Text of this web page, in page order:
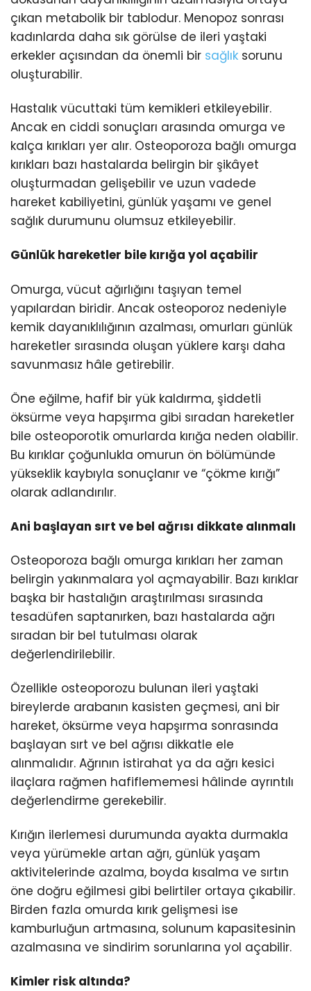
çıkan metabolik bir tablodur. Menopoz sonrası
kadınlarda daha sık görülse de ileri yaştaki
erkekler açısından da önemli bir sağlık sorunu
oluşturabilir.
Hastalık vücuttaki tüm kemikleri etkileyebilir.
Ancak en ciddi sonuçları arasında omurga ve
kalça kırıkları yer alır. Osteoporoza bağlı omurga
kırıkları bazı hastalarda belirgin bir şikâyet
oluşturmadan gelişebilir ve uzun vadede
hareket kabiliyetini, günlük yaşamı ve genel
sağlık durumunu olumsuz etkileyebilir.
Günlük hareketler bile kırığa yol açabilir
Omurga, vücut ağırlığını taşıyan temel
yapılardan biridir. Ancak osteoporoz nedeniyle
kemik dayanıklılığının azalması, omurları günlük
hareketler sırasında oluşan yüklere karşı daha
savunmasız hâle getirebilir.
Öne eğilme, hafif bir yük kaldırma, şiddetli
öksürme veya hapşırma gibi sıradan hareketler
bile osteoporotik omurlarda kırığa neden olabilir.
Bu kırıklar çoğunlukla omurun ön bölümünde
yükseklik kaybıyla sonuçlanır ve “çökme kırığı”
olarak adlandırılır.
Ani başlayan sırt ve bel ağrısı dikkate alınmalı
Osteoporoza bağlı omurga kırıkları her zaman
belirgin yakınmalara yol açmayabilir. Bazı kırıklar
başka bir hastalığın araştırılması sırasında
tesadüfen saptanırken, bazı hastalarda ağrı
sıradan bir bel tutulması olarak
değerlendirilebilir.
Özellikle osteoporozu bulunan ileri yaştaki
bireylerde arabanın kasisten geçmesi, ani bir
hareket, öksürme veya hapşırma sonrasında
başlayan sırt ve bel ağrısı dikkatle ele
alınmalıdır. Ağrının istirahat ya da ağrı kesici
ilaçlara rağmen hafiflememesi hâlinde ayrıntılı
değerlendirme gerekebilir.
Kırığın ilerlemesi durumunda ayakta durmakla
veya yürümekle artan ağrı, günlük yaşam
aktivitelerinde azalma, boyda kısalma ve sırtın
öne doğru eğilmesi gibi belirtiler ortaya çıkabilir.
Birden fazla omurda kırık gelişmesi ise
kamburluğun artmasına, solunum kapasitesinin
azalmasına ve sindirim sorunlarına yol açabilir.
Kimler risk altında?